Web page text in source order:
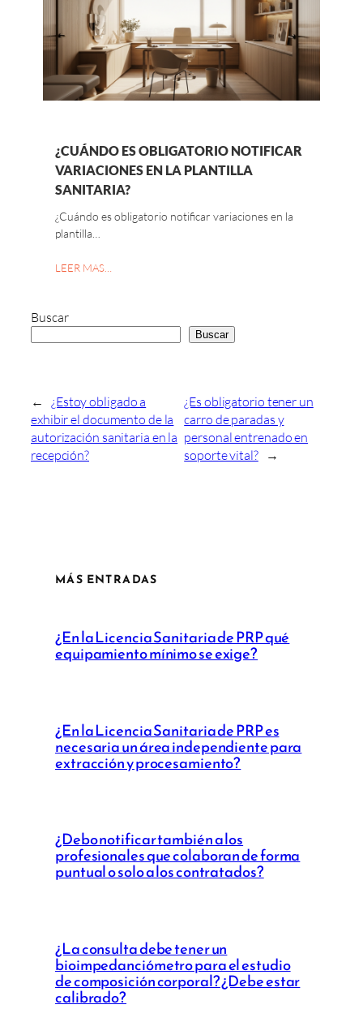
¿CUÁNDO ES OBLIGATORIO NOTIFICAR
VARIACIONES EN LA PLANTILLA
SANITARIA?
¿Cuándo es obligatorio notificar variaciones en la
plantilla…
LEER MAS…
Buscar
Buscar
← ¿Estoy obligado a
exhibir el documento de la
autorización sanitaria en la
recepción?
¿Es obligatorio tener un
carro de paradas y
personal entrenado en
soporte vital?
→
MÁS ENTRADAS
¿En la Licencia Sanitaria de PRP qué
equipamiento mínimo se exige?
¿En la Licencia Sanitaria de PRP es
necesaria un área independiente para
extracción y procesamiento?
¿Debo notificar también a los
profesionales que colaboran de forma
puntual o solo a los contratados?
¿La consulta debe tener un
bioimpedanciómetro para el estudio
de composición corporal? ¿Debe estar
calibrado?